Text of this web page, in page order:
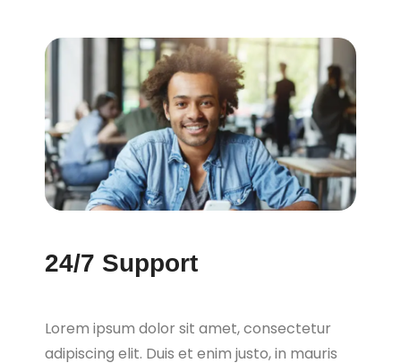
24/7 Support
Lorem ipsum dolor sit amet, consectetur
adipiscing elit. Duis et enim justo, in mauris